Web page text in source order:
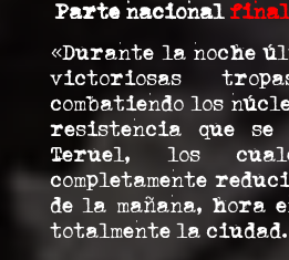
Parte nacional final
«Durante la noche
victoriosas
combatiendo los
resistencia que se
Teruel, los
completamente
de la mañana, hora
totalmente la ciudad.